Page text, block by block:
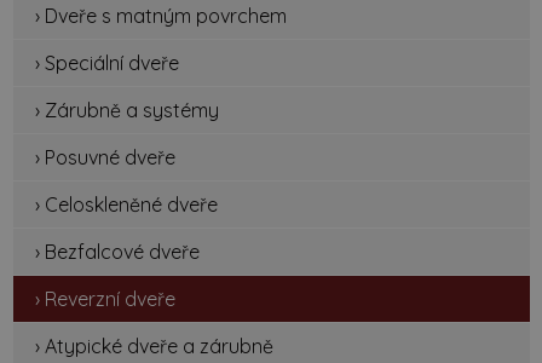
› Dveře s matným povrchem
› Speciální dveře
› Zárubně a systémy
› Posuvné dveře
› Celoskleněné dveře
› Bezfalcové dveře
› Reverzní dveře
› Atypické dveře a zárubně